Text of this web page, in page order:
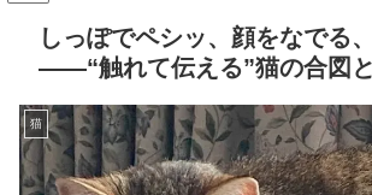
しっぽでペシッ、顔をなでる
――“触れて伝える”猫の合図
猫